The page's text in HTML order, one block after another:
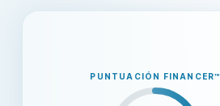
PUNTUACIÓN FINANCER™